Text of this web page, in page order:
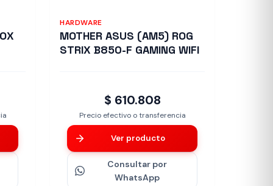
HARDWARE
MOTHER ASUS (AM5) ROG
STRIX B850-F GAMING WIFI
$ 610.808
Precio efectivo o transferencia
Ver producto
Consultarpor
WhatsApp